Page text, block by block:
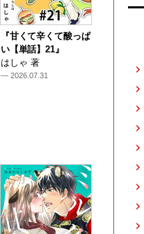
『甘くて辛くて酸っぱ
い【単話】21』
はしゃ 著
— 2026.07.31